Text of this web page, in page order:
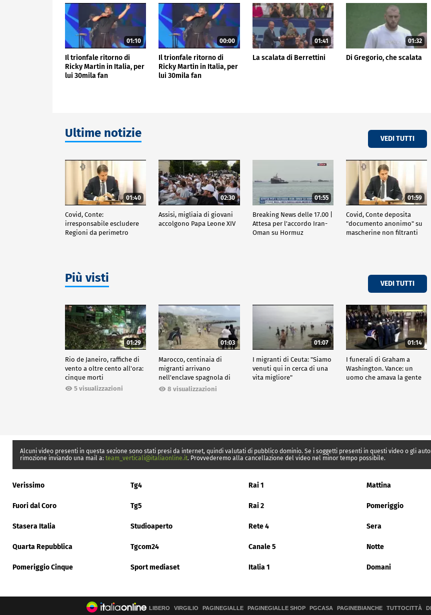
01:10
Il trionfale ritorno di
Ricky Martin in Italia, per
lui 30mila fan
00:00
Il trionfale ritorno di
Ricky Martin in Italia, per
lui 30mila fan
01:41
La scalata di Berrettini
01:32
Di Gregorio, che scalata
Ultime notizie VEDI TUTTI
01:40
Covid, Conte:
irresponsabile escludere
Regioni da perimetro
02:30
Assisi, migliaia di giovani
accolgono Papa Leone XIV
01:55
Breaking News delle 17.00 |
Attesa per l'accordo Iran-
Oman su Hormuz
01:59
Covid, Conte deposita
"documento anonimo" su
mascherine non filtranti
Più visti VEDI TUTTI
01:29
Rio de Janeiro, raffiche di
vento a oltre cento all'ora:
cinque morti
5 visualizzazioni
01:03
Marocco, centinaia di
migranti arrivano
nell'enclave spagnola di
Ceuta8 visualizzazioni
01:07
I migranti di Ceuta: "Siamo
venuti qui in cerca di una
vita migliore"
01:14
I funerali di Graham a
Washington. Vance: un
uomo che amava la gente
Alcuni video presenti in questa sezione sono stati presi da internet, quindi valutati di pubblico dominio. Se i soggetti presenti in questi video o gli
rimozione inviando una mail a: team_verticali@italiaonline.it. Provvederemo alla cancellazione del video nel minor tempo possibile.
Verissimo Tg4 Rai 1 Mattina
Fuori dal Coro Tg5 Rai 2 Pomeriggio
Stasera Italia Studioaperto Rete 4 Sera
Quarta Repubblica Tgcom24 Canale 5 Notte
Pomeriggio Cinque Sport mediaset Italia 1 Domani
LIBERO VIRGILIO PAGINEGIALLE PAGINEGIALLE SHOP PGCASA PAGINEBIANCHE TUTTOCITTÀ